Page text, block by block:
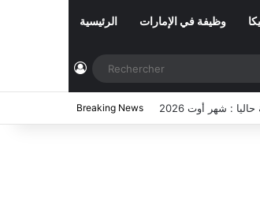
الرئيسية وظيفة في الإمارات
Connexion
Breaking News : شهر أوت 2026